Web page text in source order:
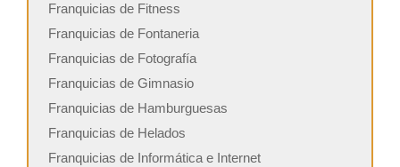
Franquicias de Fitness
Franquicias de Fontaneria
Franquicias de Fotografía
Franquicias de Gimnasio
Franquicias de Hamburguesas
Franquicias de Helados
Franquicias de Informática e Internet